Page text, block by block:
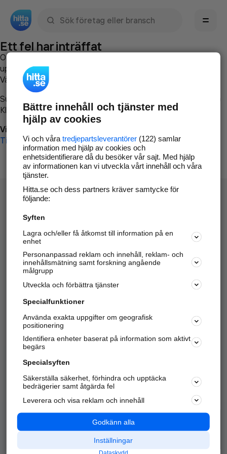
Ett fel har inträffat
Om du vill kan du
uppstod så att vi lättare och snabbare kan avhjälpa det.
Vänligen försök med följande:
Surfa till
Klicka påTillbaka-knappen i webbläsaren och försök igen
Vi beklagar besväret!
Till startsidan
Hitta.se - Gratis nummerupplysning.
Sök företag, personer och platser.
Hitta telefonnummer, adresser, företagsinfo mm.
Marknadsför företaget
Kom igång och annonsera mot
samarbetspartners nära dig.
Alla kategorier
Populära sökningar
API & Kartor
Annonsera
Integritet
Nödnummer
Bättre innehåll och tjänster med
hjälp av cookies
Vi och våra tredjepartsleverantörer(122) samlar
information med hjälp av cookies och
enhetsidentifierare då du besöker vår sajt. Med hjälp
av informationen kan vi utveckla vårt innehåll och våra
tjänster.
Hitta.se och dess partners kräver samtycke för
följande:
Syften
Lagra och/eller få åtkomst till information på en
enhet
Personanpassad reklam och innehåll, reklam- och
innehållsmätning samt forskning angående
målgrupp
Utveckla och förbättra tjänster
Specialfunktioner
Använda exakta uppgifter om geografisk
positionering
Identifiera enheter baserat på information som aktivt
begärs
Specialsyften
Säkerställa säkerhet, förhindra och upptäcka
bedrägerier samt åtgärda fel
Leverera och visa reklam och innehåll
Godkänn alla
Inställningar
Dataskydd